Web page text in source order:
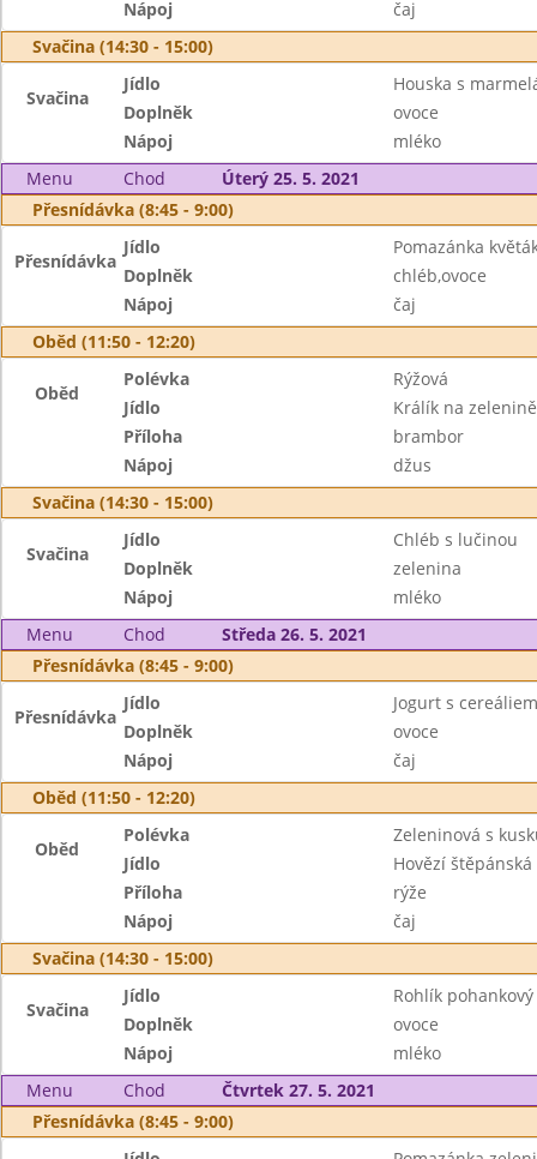
Nápoj
čaj
Svačina (14:30 - 15:00)
Svačina
Jídlo
Houska s
Doplněk
ovoce
Nápoj
mléko
Menu
Chod
Úterý 25. 5. 2021
Přesnídávka (8:45 - 9:00)
Přesnídávka
Jídlo
Pomazánka
Doplněk
chléb,ovoce
Nápoj
čaj
Oběd (11:50 - 12:20)
Oběd
Polévka
Rýžová
Jídlo
Králík na zelenině
Příloha
brambor
Nápoj
džus
Svačina (14:30 - 15:00)
Svačina
Jídlo
Chléb s lučinou
Doplněk
zelenina
Nápoj
mléko
Menu
Chod
Středa 26. 5. 2021
Přesnídávka (8:45 - 9:00)
Přesnídávka
Jídlo
Jogurt s
Doplněk
ovoce
Nápoj
čaj
Oběd (11:50 - 12:20)
Oběd
Polévka
Zeleninová s
Jídlo
Hovězí štěpánská
Příloha
rýže
Nápoj
čaj
Svačina (14:30 - 15:00)
Svačina
Jídlo
Rohlík pohankový
Doplněk
ovoce
Nápoj
mléko
Menu
Chod
Čtvrtek 27. 5. 2021
Přesnídávka (8:45 - 9:00)